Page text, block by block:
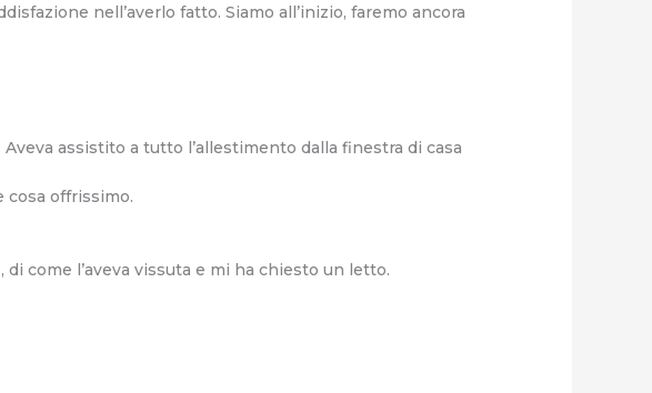
nell’averlo fatto. Siamo all’inizio, faremo ancora
assistito a tutto l’allestimento dalla finestra di casa
cosa offrissimo.
come l’aveva vissuta e mi ha chiesto un letto.